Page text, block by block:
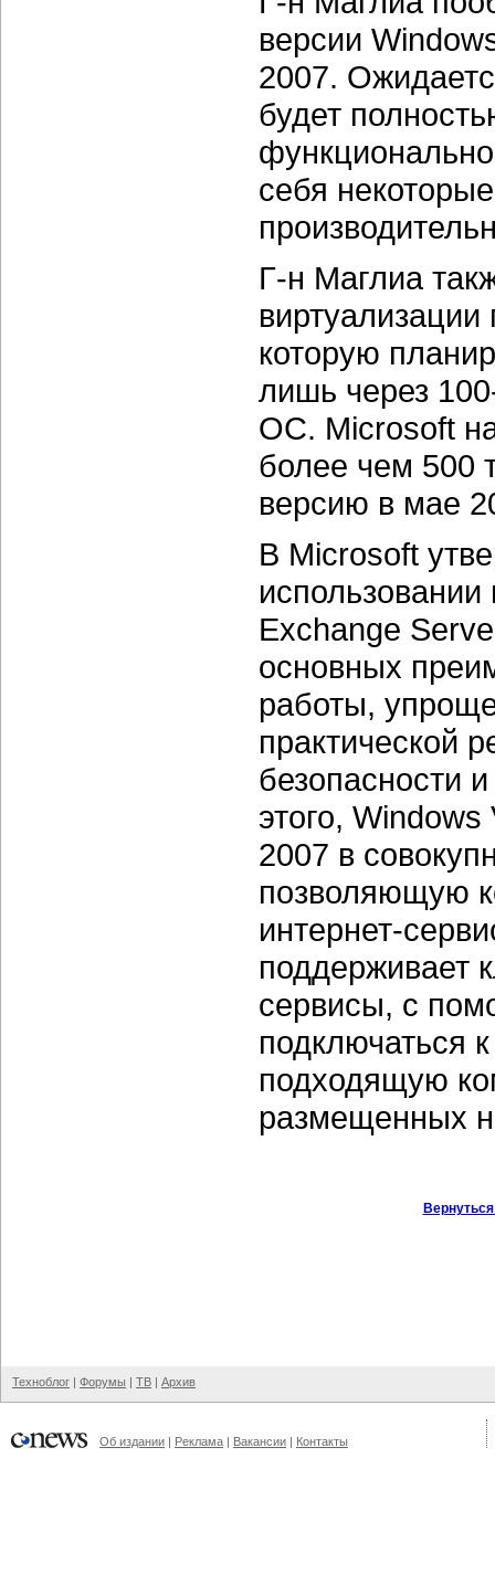
версии
2007.
будет
себя
Г-н Маглиа
которую
лишь через
ОС. Microsoft
более чем 500
версию в мае
В Microsoft
Exchange
основных
работы,
практической
безопасности
этого,
2007 в
позволяющую
интернет-
поддерживает
сервисы, с
подключаться
подходящую
размещенных
Техноблог | Форумы | ТВ | Архив
Об издании | Реклама | Вакансии | Контакты